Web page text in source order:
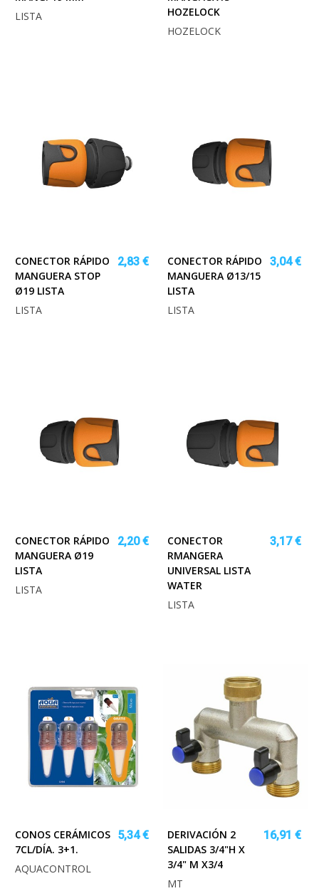
LISTA
HOZELOCK
HOZELOCK
CONECTOR RÁPIDO
MANGUERA STOP
Ø19 LISTA
2,83 €
LISTA
CONECTOR RÁPIDO
MANGUERA Ø13/15
LISTA
3,04 €
LISTA
CONECTOR RÁPIDO
MANGUERA Ø19
LISTA
2,20 €
LISTA
CONECTOR
RMANGERA
UNIVERSAL LISTA
WATER
3,17 €
LISTA
CONOS CERÁMICOS
7CL/DÍA. 3+1.
5,34 €
AQUACONTROL
DERIVACIÓN 2
SALIDAS 3/4"H X
3/4" M X3/4
16,91 €
MT